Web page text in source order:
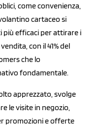
come convenienza,
cartaceo si
efficaci per attirare i
con il 41% del
che lo
fondamentale.
apprezzato, svolge
le visite in negozio,
promozioni e offerte